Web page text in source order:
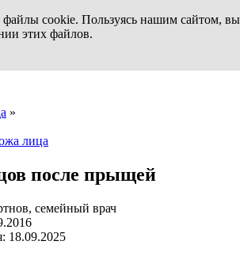
cookie. Пользуясь нашим сайтом, вы
этих файлов.
»
лица
после прыщей
семейный врач
18.09.2025